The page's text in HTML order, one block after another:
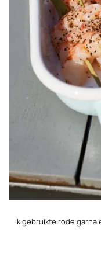
Ik gebruikte rode